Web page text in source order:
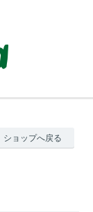
ショップへ戻る